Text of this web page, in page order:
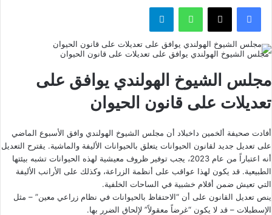
فيسبوك ‫X واتساب تيلقرام
مجلس الشيوخ الهولندي يوافق على تعديلات على قانون الحيوان
مجلس الشيوخ الهولندي يوافق على
تعديلات على قانون الحيوان
أفادت صحيفة ألخمين داخبلاد أن مجلس الشيوخ الهولندي وافق الأسبوع الماضي
على تعديل جديد لقانون الحيوانات يتعلق بالحيوانات الأليفة والماشية. يقترح التعديل
أنه اعتباراً من عام 2023، يجب توفير ظروف معيشية لهذه الحيوانات تشبه بيئتها
الطبيعية. قد يكون لهذا عواقب على أنظمة الزراعة، وكذلك على الأرانب الأليفة
التي تعيش ضمن أقلام خشبية في الساحات الخلفية.
ينص تعديل القانون على أن “الاحتفاظ بالحيوانات في نظام زراعي معين” – مثل
الإسطبلات – قد لا يكون “غرضاً معقولاً” لإلحاق الضرر بها.